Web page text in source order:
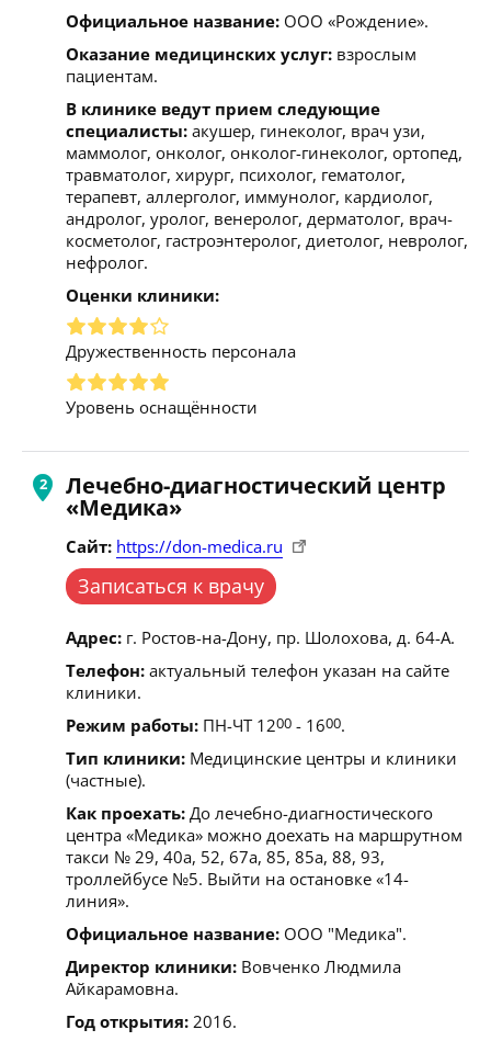
Официальное название: ООО «Рождение».
Оказание медицинских услуг: взрослым
пациентам.
В клинике ведут прием следующие
специалисты: акушер, гинеколог, врач узи,
маммолог, онколог, онколог-гинеколог, ортопед,
травматолог, хирург, психолог, гематолог,
терапевт, аллерголог, иммунолог, кардиолог,
андролог, уролог, венеролог, дерматолог, врач-
косметолог, гастроэнтеролог, диетолог, невролог,
нефролог.
Оценки клиники:
Дружественность персонала
Уровень оснащённости
Лечебно-диагностический центр
«Медика»
Сайт: https://don-medica.ru
Записаться к врачу
Адрес: г. Ростов-на-Дону, пр. Шолохова, д. 64-А.
Телефон: актуальный телефон указан на сайте
клиники.
Режим работы: ПН-ЧТ 1200 - 1600.
Тип клиники: Медицинские центры и клиники
(частные).
Как проехать: До лечебно-диагностического
центра «Медика» можно доехать на маршрутном
такси № 29, 40а, 52, 67а, 85, 85а, 88, 93,
троллейбусе №5. Выйти на остановке «14-
линия».
Официальное название: ООО "Медика".
Директор клиники: Вовченко Людмила
Айкарамовна.
Год открытия: 2016.